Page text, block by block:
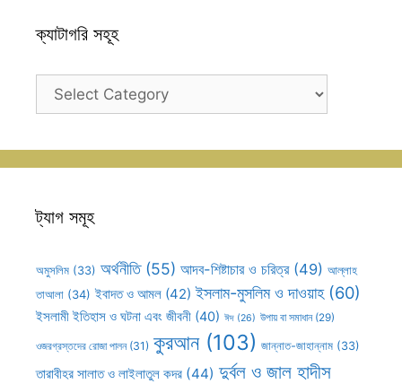
ক্যাটাগরি সহূহ
ক্যাটাগরি
ট্যাগ সমূহ
অমুসলিম (33) অর্থনীতি(55) আদব-শিষ্টাচার ও চরিত্র(49) আল্লাহ
তাআলা (34) ইবাদত ও আমল (42) ইসলাম-মুসলিম ও দাওয়াহ(60)
ইসলামী ইতিহাস ও ঘটনা এবং জীবনী (40) ঈদ (26) উপায় বা সমাধান(29)
ওজরগ্রস্তদের রোজা পালন(31) কুরআন(103) জান্নাত-জাহান্নাম (33)
তারাবীহর সালাত ও লাইলাতুল কদর (44) দুর্বল ও জাল হাদীস